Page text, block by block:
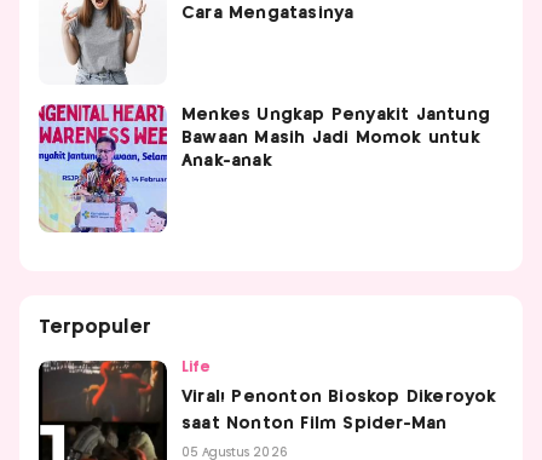
Cara Mengatasinya
Menkes Ungkap Penyakit Jantung
Bawaan Masih Jadi Momok untuk
Anak-anak
Terpopuler
Life
Viral! Penonton Bioskop Dikeroyok
saat Nonton Film Spider-Man
05 Agustus 2026